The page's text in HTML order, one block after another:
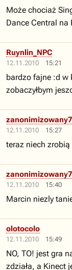
Może chociaż
Dance Central na
12.11.2010 15:21
Ruynlin_NPC
bardzo fajne :d w
zobaczyłbym
12.11.2010 15:27
teraz niech
12.11.2010 15:40
Marcin niezly
12.11.2010 15:49
olotocolo
NO, TO! jest gra
zdziała, a Kinect